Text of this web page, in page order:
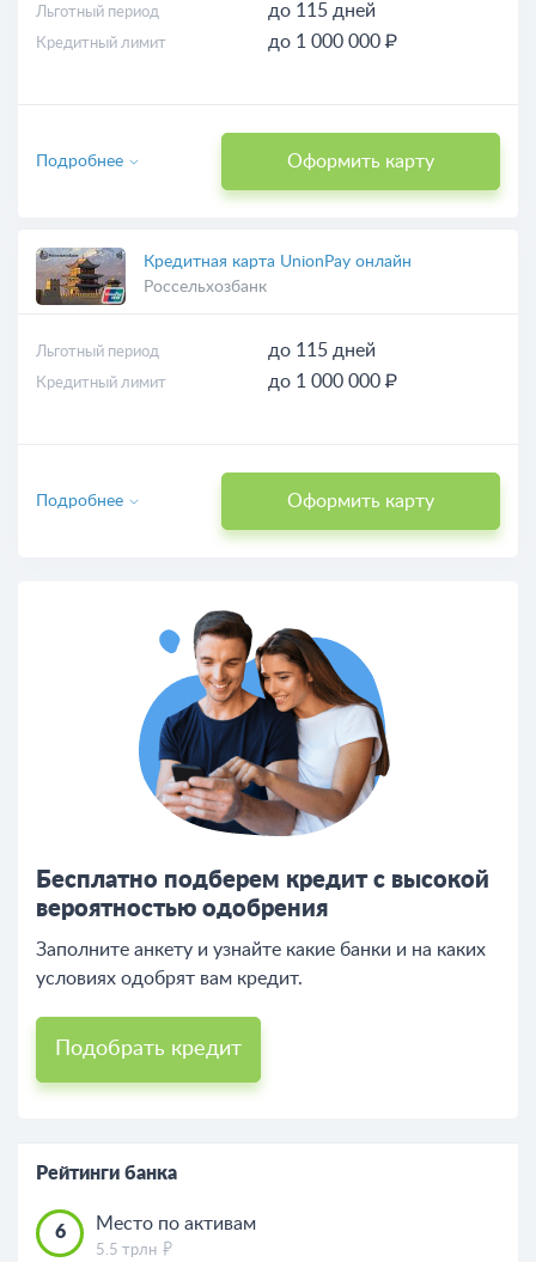
Льготный период до 115 дней
Кредитный лимит до 1 000 000 ₽
Оформить карту
Подробнее
Кредитная карта UnionPay онлайн
Россельхозбанк
Льготный период до 115 дней
Кредитный лимит до 1 000 000 ₽
Оформить карту
Подробнее
Бесплатно подберем кредит с высокой
вероятностью одобрения
Заполните анкету и узнайте какие банки и на каких
условиях одобрят вам кредит.
Подобрать кредит
Рейтинги банка
6 Место по активам
5.5 трлн